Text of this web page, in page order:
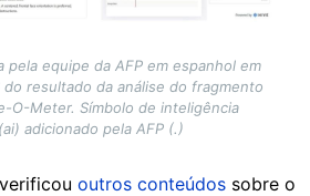
pela equipe da AFP em espanhol em
resultado da análise do fragmento
O-Meter. Símbolo de inteligência
adicionado pela AFP (.)
outros conteúdos sobre o